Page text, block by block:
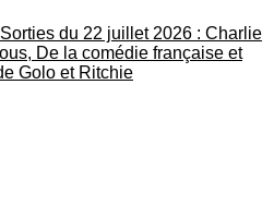
du 22 juillet 2026 : Charlie
De la comédie française et
Golo et Ritchie